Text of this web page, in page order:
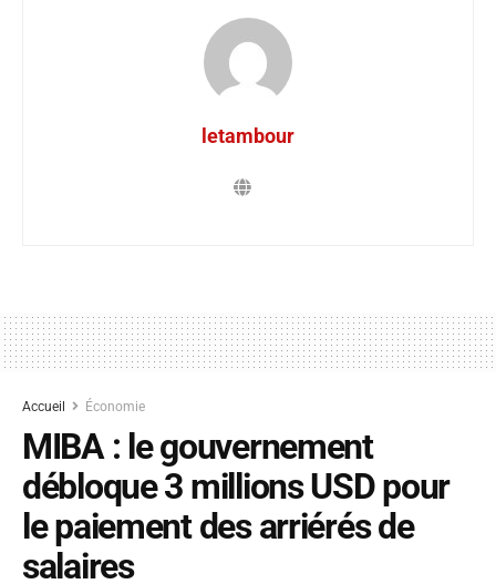
letambour
Accueil Économie
MIBA : le gouvernement
débloque 3 millions USD pour
le paiement des arriérés de
salaires